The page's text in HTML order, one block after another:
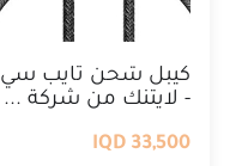
كيبل شحن تايب سي
- لايتنك من شركة ...
33,500 IQD